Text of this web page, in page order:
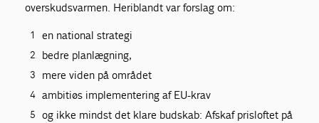
overskudsvarmen. Heriblandt var forslag om:
en national strategi
bedre planlægning,
mere viden på området
ambitiøs implementering af EU-krav
og ikke mindst det klare budskab: Afskaf prisloftet på